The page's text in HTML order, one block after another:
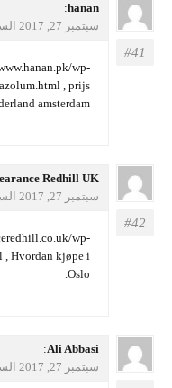
يقول
hanan
سبتمبر 27, 2017 الساعة 5:18 ص
http://www.hanan.pk/wp-
nederland amsterdam.
يقول
Drain Clearance Redhill UK
سبتمبر 27, 2017 الساعة 6:53 ص
wp-
, Hvordan kjøpe i
يقول
Ali Abbasi
:
سبتمبر 27, 2017 الساعة 8:49 ص